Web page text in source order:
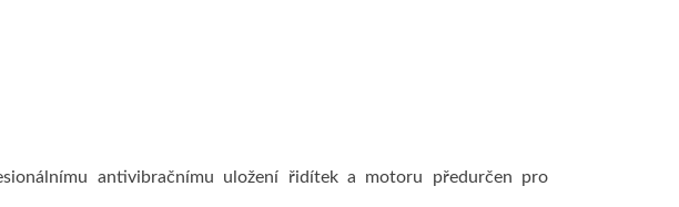
antivibračnímu uložení řidítek a motoru předurčen pro